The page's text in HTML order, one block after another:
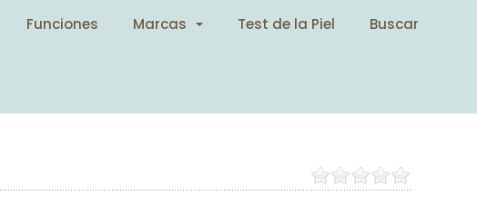
Funciones Marcas Test de la Piel
Buscar